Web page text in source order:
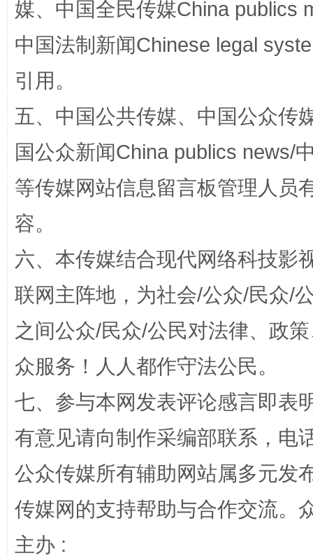
招工难、用工荒背后
网上购药对药下症？
媒、中国全民传媒China publics
中国法制新闻Chinese legal
引用。
五、中国公共传媒、中国公众传
国公众新闻China publics news/
等传媒网站信息留言板管理人员
容。
六、本传媒结合现代网络科技影
联网主阵地，为社会/公众/民众/
之间公众/民众/公民对法律、政
众服务！人人都作守法公民。
七、参与本网发表评论感言即表
有意见请向制作采编部联系，电
公众传媒所有辅助网站属多元发
传媒网的支持帮助与合作交流。
主办 :